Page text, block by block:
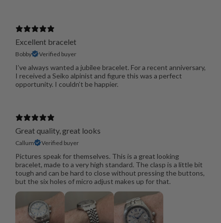
Excellent bracelet
Bobby Verified buyer
I’ve always wanted a jubilee bracelet. For a recent anniversary,
I received a Seiko alpinist and figure this was a perfect
opportunity. I couldn’t be happier.
Great quality, great looks
Callum Verified buyer
Pictures speak for themselves. This is a great looking
bracelet, made to a very high standard. The clasp is a little bit
tough and can be hard to close without pressing the buttons,
but the six holes of micro adjust makes up for that.